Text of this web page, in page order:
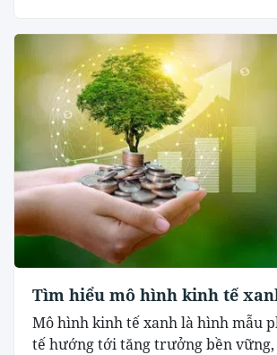
Tìm hiểu mô hình kinh tế
Mô hình kinh tế xanh là hình mẫu
tế hướng tới tăng trưởng bền vững,